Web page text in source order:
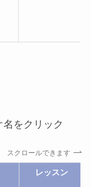
をクリック
スクロールできます
レッスン